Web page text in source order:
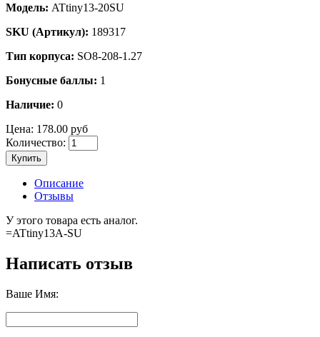
Модель: ATtiny13-20SU
SKU (Артикул): 189317
Тип корпуса: SO8-208-1.27
Бонусные баллы: 1
Наличие: 0
Цена: 178.00 руб
Количество:
Купить
Описание
Отзывы
У этого товара есть аналог.
=ATtiny13A-SU
Написать отзыв
Ваше Имя: